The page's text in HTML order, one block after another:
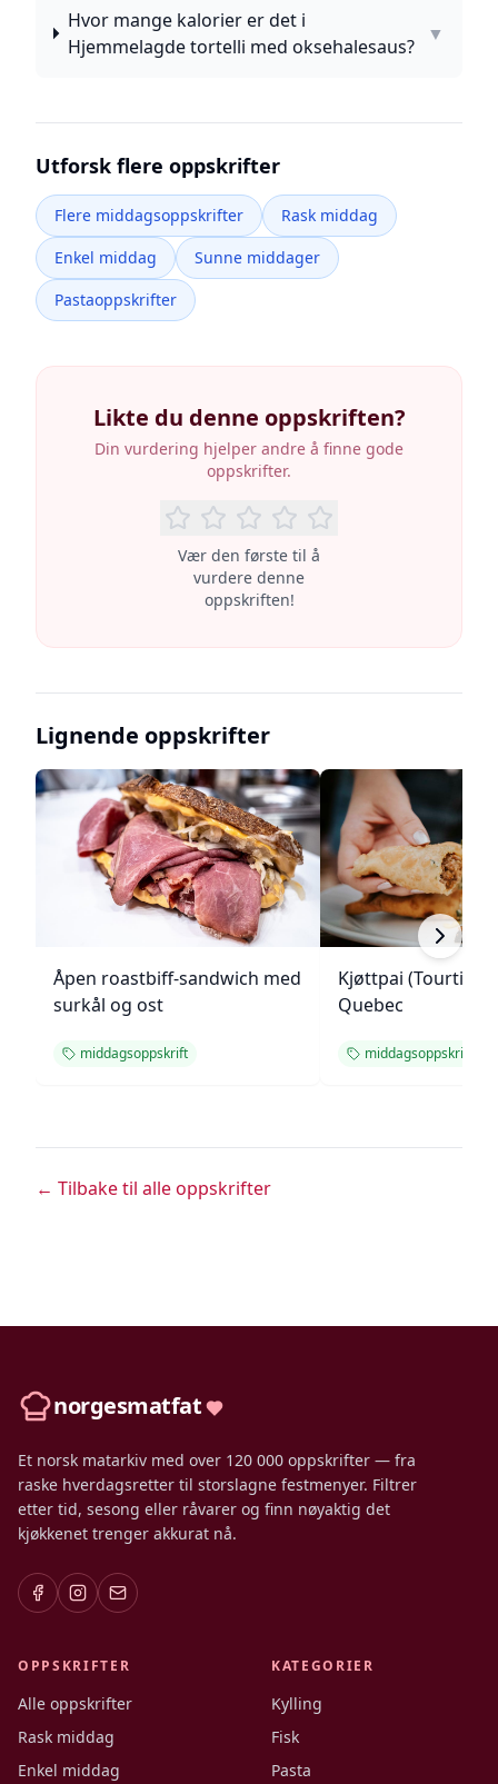
Hvor mange kalorier er det i
Hjemmelagde tortelli med oksehalesaus?
▼
Utforsk flere oppskrifter
Flere middagsoppskrifter
Rask middag
Enkel middag
Sunne middager
Pastaoppskrifter
Likte du denne oppskriften?
Din vurdering hjelper andre å finne gode
oppskrifter.
Vær den første til å
vurdere denne
oppskriften!
Lignende oppskrifter
Åpen roastbiff-sandwich med
surkål og ost
middagsoppskrift
Kjøttpai
Quebec
middagsoppskrift
← Tilbake til alle oppskrifter
norgesmatfat
Et norsk matarkiv med over 120 000 oppskrifter — fra
raske hverdagsretter til storslagne festmenyer. Filtrer
etter tid, sesong eller råvarer og finn nøyaktig det
kjøkkenet trenger akkurat nå.
OPPSKRIFTER
Alle oppskrifter
Rask middag
Enkel middag
KATEGORIER
Kylling
Fisk
Pasta